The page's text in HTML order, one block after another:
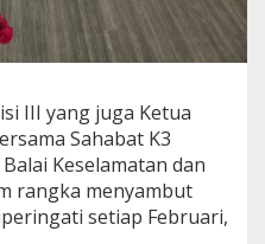
III yang juga Ketua
Sahabat K3
Keselamatan dan
rangka menyambut
setiap Februari,